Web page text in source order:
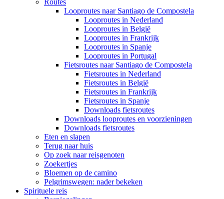
Routes
Looproutes naar Santiago de Compostela
Looproutes in Nederland
Looproutes in België
Looproutes in Frankrijk
Looproutes in Spanje
Looproutes in Portugal
Fietsroutes naar Santiago de Compostela
Fietsroutes in Nederland
Fietsroutes in België
Fietsroutes in Frankrijk
Fietsroutes in Spanje
Downloads fietsroutes
Downloads looproutes en voorzieningen
Downloads fietsroutes
Eten en slapen
Terug naar huis
Op zoek naar reisgenoten
Zoekertjes
Bloemen op de camino
Pelgrimswegen: nader bekeken
Spirituele reis